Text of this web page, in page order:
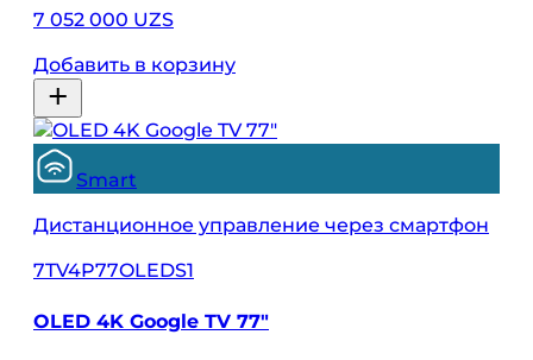
7 052 000 UZS
Добавить в корзину
Smart
Дистанционное управление через смартфон
7TV4P77OLEDS1
OLED 4K Google TV 77"